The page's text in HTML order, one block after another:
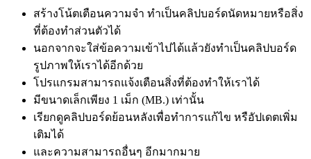
สร้างโน้ตเตือนความจำ ทำเป็นคลิปบอร์ดนัดหมายหรือสิ่ง
ที่ต้องทำส่วนตัวได้
นอกจากจะใส่ข้อความเข้าไปได้แล้วยังทำเป็นคลิปบอร์ด
รูปภาพให้เราได้อีกด้วย
โปรแกรมสามารถแจ้งเตือนสิ่งที่ต้องทำให้เราได้
มีขนาดเล็กเพียง 1 เม็ก (MB.) เท่านั้น
เรียกดูคลิปบอร์ดย้อนหลังเพื่อทำการแก้ไข หรือัปเดตเพิ่ม
เติมได้
และความสามารถอื่นๆ อีกมากมาย